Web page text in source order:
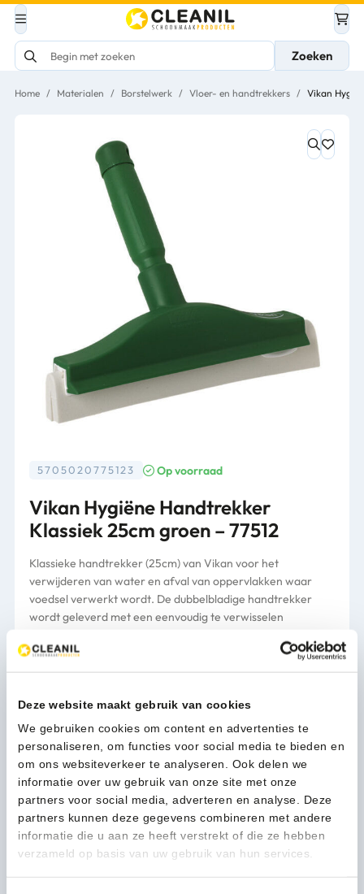
Deze website maakt gebruik van cookies
We gebruiken cookies om content en advertenties te
personaliseren, om functies voor social media te bieden en
om ons websiteverkeer te analyseren. Ook delen we
informatie over uw gebruik van onze site met onze
partners voor social media, adverteren en analyse. Deze
partners kunnen deze gegevens combineren met andere
informatie die u aan ze heeft verstrekt of die ze hebben
verzameld op basis van uw gebruik van hun services.
Zoeken
Home / Materialen / Borstelwerk / Vloer- en handtrekkers / Vikan
5705020775123 Op voorraad
Vikan Hygiëne Handtrekker
Klassiek 25cm groen – 77512
Klassieke handtrekker (25cm) van Vikan voor het
verwijderen van water en afval van oppervlakken waar
voedsel verwerkt wordt. De dubbelbladige handtrekker
wordt geleverd met een eenvoudig te verwisselen
Verpakkingper stuk
9,86(11,93 Incl. btw)
Vikan
Hygiëne
Handtrekker
Klassiek
25cm
groen
-
In winkelwagen
1-3 werkdagen